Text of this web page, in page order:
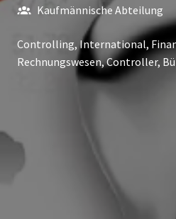
Kaufmännische Abteilung
Controlling, International,
Rechnungswesen, Controller,